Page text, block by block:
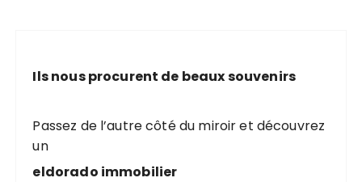
h
p
o
u
Ils nous procurent de beaux souvenirs
Passez de l’autre côté du miroir et découvrez
un
eldorado immobilier